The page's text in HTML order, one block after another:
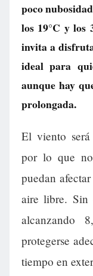
poco
los 19°C y los
invita a
ideal para
aunque hay
prolongada.
El viento
por lo que no
puedan
aire libre. Sin
alcanzando
protegerse
tiempo en